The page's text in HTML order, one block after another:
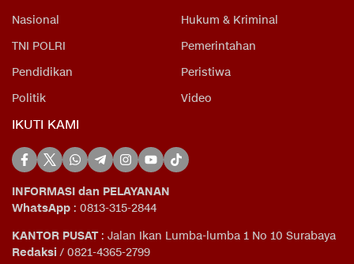
Nasional
Hukum & Kriminal
TNI POLRI
Pemerintahan
Pendidikan
Peristiwa
Politik
Video
IKUTI KAMI
INFORMASI dan PELAYANAN
WhatsApp : 0813-315-2844
KANTOR PUSAT: Jalan Ikan Lumba-lumba 1 No 10 Surabaya
Redaksi / 0821-4365-2799